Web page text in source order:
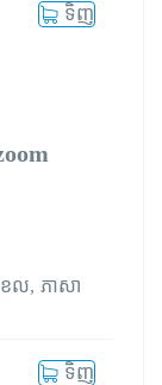
ទិញ
ខល ភាសា
ទិញ